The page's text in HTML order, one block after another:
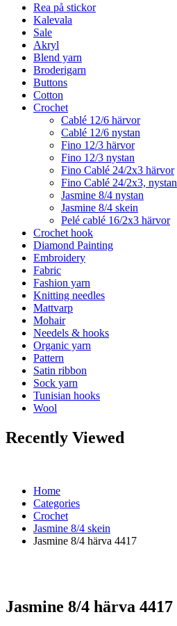
Rea på stickor
Kalevala
Sale
Akryl
Blend yarn
Broderigarn
Buttons
Cotton
Crochet
Cablé 12/6 härvor
Cablé 12/6 nystan
Fino 12/3 härvor
Fino 12/3 nystan
Fino Cablé 24/2x3 härvor
Fino Cablé 24/2x3, nystan
Jasmine 8/4 nystan
Jasmine 8/4 skein
Pelé cablé 16/2x3 härvor
Crochet hook
Diamond Painting
Embroidery
Fabric
Fashion yarn
Knitting needles
Mattvarp
Mohair
Needels & hooks
Organic yarn
Pattern
Satin ribbon
Sock yarn
Tunisian hooks
Wool
Recently Viewed
Home
Categories
Crochet
Jasmine 8/4 skein
Jasmine 8/4 härva 4417
Jasmine 8/4 härva 4417